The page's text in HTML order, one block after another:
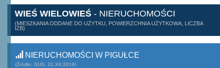
WIEŚ WIELOWIEŚ - NIERUCHOMOŚCI
(MIESZKANIA ODDANE DO UŻYTKU, POWIERZCHNIA UŻYTKOWA, LICZBA
IZB)
NIERUCHOMOŚCI W PIGUŁCE
(Źródło: GUS, 31.XII.2019)